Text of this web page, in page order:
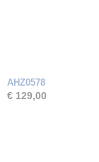
AHZ0578
€ 129,00